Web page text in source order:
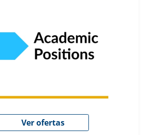
Ver ofertas